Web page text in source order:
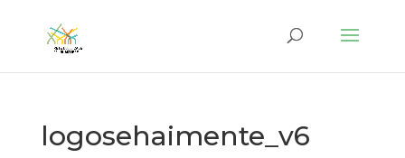
logosehaimente_v6